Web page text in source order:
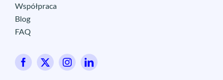
Współpraca
Blog
FAQ